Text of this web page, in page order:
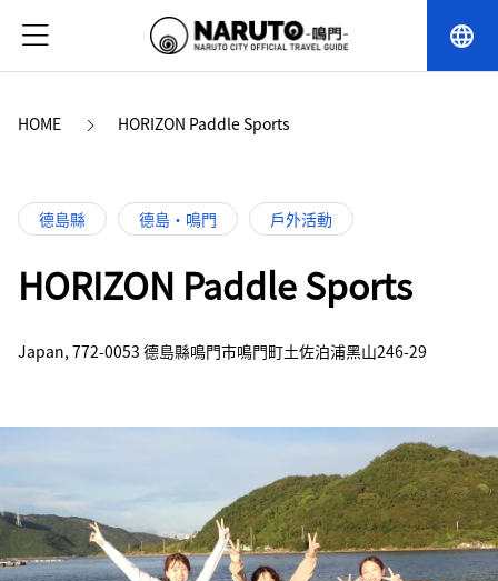
language
HOME HORIZON Paddle Sports
德島縣 德島・鳴門 戶外活動
HORIZON Paddle Sports
Japan, 772-0053 德島縣鳴門市鳴門町土佐泊浦黑山246-29